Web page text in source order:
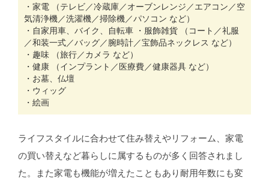
・家電 （テレビ／冷蔵庫／オーブンレンジ／エアコン／空
気清浄機／洗濯機／掃除機／パソコン など）
・自家用車、バイク、自転車 ・服飾雑貨 （コート／礼服
／和装一式／バッグ／腕時計／宝飾品ネックレス など）
・趣味 （旅行／カメラ など）
・健康 （インプラント／医療費／健康器具 など）
・お墓、仏壇
・ウィッグ
・絵画
ライフスタイルに合わせて住み替えやリフォーム、家電
の買い替えなど暮らしに属するものが多く回答されまし
た。また家電も機能が増えたこともあり耐用年数にも変